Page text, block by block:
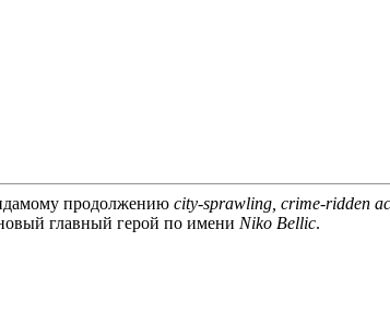
продолжению city-sprawling, crime-ridden
главный герой по имени Niko Bellic.